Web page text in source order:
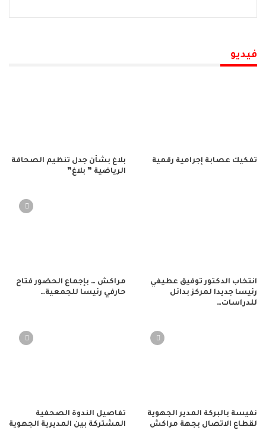
فيديو
تفكيك عصابة إجرامية رقمية
بلاغ بشأن جدل تنظيم الصحافة
الرياضية ” بلاغ”
انتخاب الدكتور توفيق عطيفي
رئيسا جديدا لمركز بدائل
للدراسات…
مراكش … بإجماع الحضور فتاح
حارفي رئيسا للجمعية…
نفيسة بالبركة المدير الجهوية
لقطاع الاتصال بجهة مراكش
تفاصيل الندوة الصحفية
المشتركة بين المديرية الجهوية